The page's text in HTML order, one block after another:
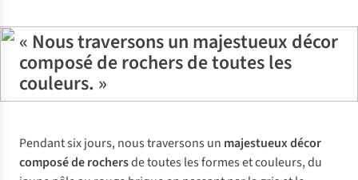
« Nous traversons un majestueux décor
composé de rochers de toutes les
couleurs. »
Pendant six jours, nous traversons un majestueux décor
composé de rochersde toutes les formes et couleurs, du